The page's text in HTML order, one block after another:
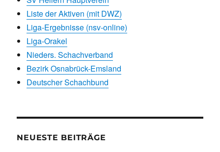
Liste der Aktiven (mit DWZ)
Liga-Ergebnisse (nsv-online)
Liga-Orakel
Nieders. Schachverband
Bezirk Osnabrück-Emsland
Deutscher Schachbund
NEUESTE BEITRÄGE